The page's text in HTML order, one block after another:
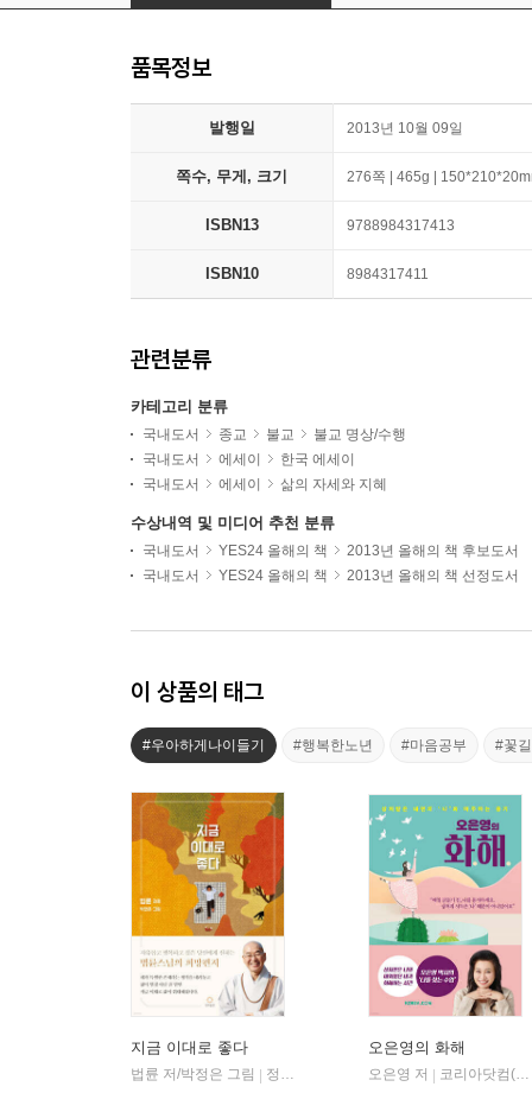
품목정보
발행일 2013년 10월 09일
쪽수, 무게, 크기 276쪽 | 465g |
ISBN13 9788984317413
ISBN10 8984317411
관련분류
카테고리 분류
국내도서 종교 불교
불교 명상/수행
국내도서
에세이
한국 에세이
국내도서
에세이 삶의 자세와 지혜
수상내역 및 미디어 추천 분류
국내도서 YES24 올해의 책
2013년 올해의 책 후보도서
국내도서
YES24 올해의 책 2013년 올해의 책 선정도서
이 상품의 태그
#우아하게나이들기 #행복한노년 #마음공부 #꽃
지금 이대로 좋다
법륜 저/박정은 그림
정토출판
오은영의 화해
오은영 저
코리아닷컴(Korea.com)